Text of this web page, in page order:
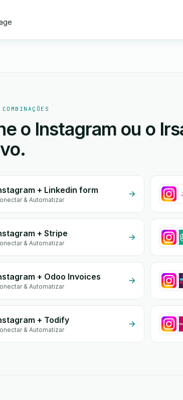
o Instagram ou o
+ Linkedin form
& Automatizar
+ Stripe
& Automatizar
+ Odoo Invoices
& Automatizar
+ Todify
& Automatizar